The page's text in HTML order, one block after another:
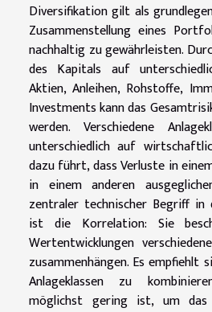
Diversifikation gilt als
Zusammenstellung eines
nachhaltig zu gewährleisten.
des Kapitals auf
Aktien, Anleihen, Rohstoffe,
Investments kann das
werden. Verschiedene
unterschiedlich auf
dazu führt, dass Verluste in
in einem anderen
zentraler technischer Begriff in
ist die Korrelation: Sie
Wertentwicklungen
zusammenhängen. Es empfiehlt
Anlageklassen zu
möglichst gering ist, um das